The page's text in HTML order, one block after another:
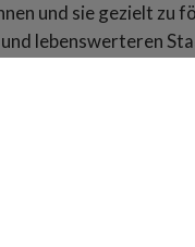
und sie gezielt zu
lebenswerteren